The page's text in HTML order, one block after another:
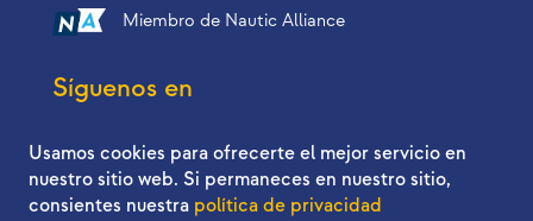
Miembro de Nautic Alliance
Síguenos en
Usamos cookies para ofrecerte el mejor servicio en
nuestro sitio web. Si permaneces en nuestro sitio,
consientes nuestra política de privacidad